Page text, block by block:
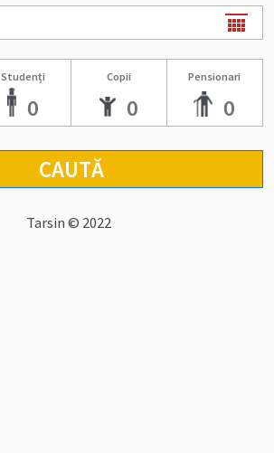
Studenți
0
Copii
0
Pensionari
0
CAUTĂ
Tarsin © 2022